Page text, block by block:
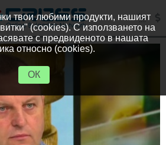
твои любими продукти, нашият
(cookies). С използването на
с предвиденото в нашата
относно (cookies).
ОК